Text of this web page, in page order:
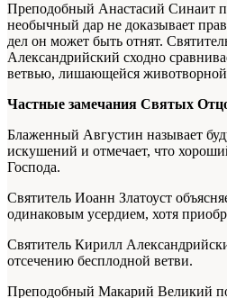
Преподобный Анастасий Синаит
необычный дар не доказывает
дел он может быть отнят.
Александрийский сходно
ветвью, лишающейся
Частные замечания Святых
Блаженный Августин называет
искушений и отмечает, что
Господа.
Святитель Иоанн Златоуст
одинаковым усердием, хотя
Святитель Кирилл
отсечению бесплодной ветви.
Преподобный Макарий Великий